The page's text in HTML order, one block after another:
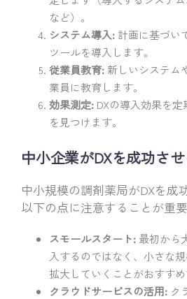
など）。
システム導入: 計画に基づい
ツールを導入します。
従業員教育: 新しいシステム
業員に教育します。
効果測定: DXの導入効果を
を見つけます。
中小企業がDXを成功さ
中小規模の調剤薬局がDXを成
以下の点に注意することが重要
スモールスタート: 最初から
入するのではなく、小さな
拡大していくことがおすすめ
クラウドサービスの活用: ク